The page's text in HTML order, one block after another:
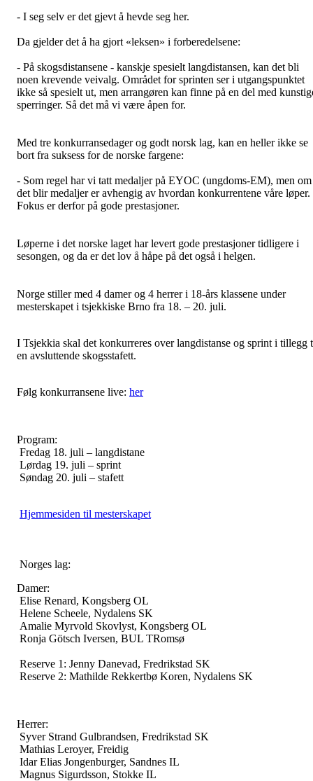
- I seg selv er det gjevt å hevde seg her.
Da gjelder det å ha gjort «leksen» i forberedelsene:
- På skogsdistansene - kanskje spesielt langdistansen, kan det bli
noen krevende veivalg. Området for sprinten ser i utgangspunktet
ikke så spesielt ut, men arrangøren kan finne på en del med
sperringer. Så det må vi være åpen for.
Med tre konkurransedager og godt norsk lag, kan en heller ikke se
bort fra suksess for de norske fargene:
- Som regel har vi tatt medaljer på EYOC (ungdoms-EM), men om
det blir medaljer er avhengig av hvordan konkurrentene våre løper.
Fokus er derfor på gode prestasjoner.
Løperne i det norske laget har levert gode prestasjoner tidligere i
sesongen, og da er det lov å håpe på det også i helgen.
Norge stiller med 4 damer og 4 herrer i 18-års klassene under
mesterskapet i tsjekkiske Brno fra 18. – 20. juli.
I Tsjekkia skal det konkurreres over langdistanse og sprint i tillegg
en avsluttende skogsstafett.
Følg konkurransene live: her
Program:
Fredag 18. juli – langdistane
Lørdag 19. juli – sprint
Søndag 20. juli – stafett
Hjemmesiden til mesterskapet
Norges lag:
Damer:
Elise Renard, Kongsberg OL
Helene Scheele, Nydalens SK
Amalie Myrvold Skovlyst, Kongsberg OL
Ronja Götsch Iversen, BUL TRomsø
Reserve 1: Jenny Danevad, Fredrikstad SK
Reserve 2: Mathilde Rekkertbø Koren, Nydalens SK
Herrer:
Syver Strand Gulbrandsen, Fredrikstad SK
Mathias Leroyer, Freidig
Idar Elias Jongenburger, Sandnes IL
Magnus Sigurdsson, Stokke IL